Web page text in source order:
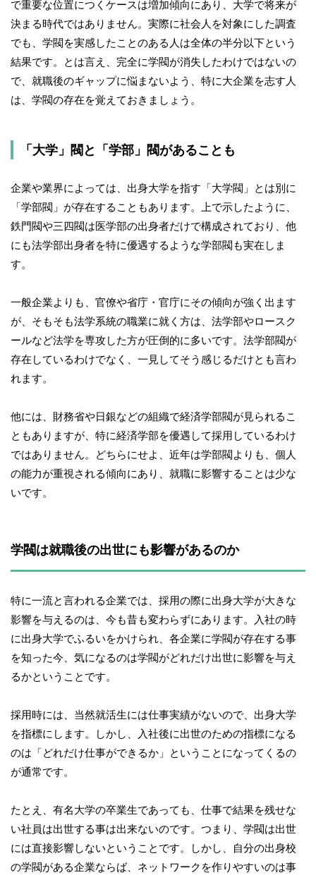
で重要な位置につくケースは増加傾向にあり、大学で将来が
決まる時代ではありません。実際に社会人を対象にした調査
でも、学閥を実感したことのある人は全体の半分以下という
結果です。とは言え、完全に学閥が消失したわけではないの
で、就職後のギャップに悩まないよう、特に大企業を志す人
は、学閥の存在を覚えておきましょう。
「大学」閥と「学部」閥があることも
企業や業界によっては、出身大学を指す「大学閥」とは別に
「学部閥」が存在することもあります。上で示したように、
鉄門閥や三四閥は医学部の出身者だけで構成されており、他
にも法学部出身者を特に優遇するような学部閥も実在しま
す。
一般企業よりも、官僚や省庁・官庁にその傾向が強く出ます
が、そもそも法学系統の職業に就く方は、法学部やロースク
ールなど法学を専攻した方が圧倒的に多いです。法学部閥が
存在しているわけでなく、一見してそう感じるだけとも言わ
れます。
他には、財務省や日銀などの組織で経済学部閥が見られるこ
ともありますが、特に経済学部を優遇して採用しているわけ
ではありません。どちらにせよ、近年は学部閥よりも、個人
の能力が重視される傾向にあり、就職に影響することは少な
いです。
学閥は就職後の出世にも影響があるのか
特に一流と言われる企業では、採用の際に出身大学が大きな
影響を与えるのは、今も昔も変わらずにあります。入社の時
に出身大学でふるいをかけられ、各企業に学閥が存在する事
を知った今、気になるのは学閥がどれだけ出世に影響を与え
るかということです。
採用時には、当然就活生には仕事実績がないので、出身大学
を指標にします。しかし、入社後に出世のための指標になる
のは「どれだけ仕事ができるか」ということになってくるの
が通常です。
たとえ、有名大学の卒業生であっても、仕事で結果を残せな
い社員は出世する事は出来ないのです。つまり、学閥は出世
には直接影響しないということです。しかし、自分の出身校
の学閥がある企業ならば、ネットワークを作りやすいのは事